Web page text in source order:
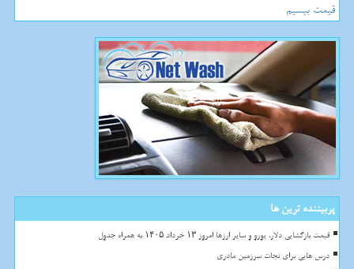
قیمت بیسیم
پربیننده ترین ها
قیمت بازگشایی دلار، یورو و سایر ارزها امروز ۱۳ خرداد ۱۴۰۵ به همراه جدول
درس هایی برای نجات سرزمین مادری